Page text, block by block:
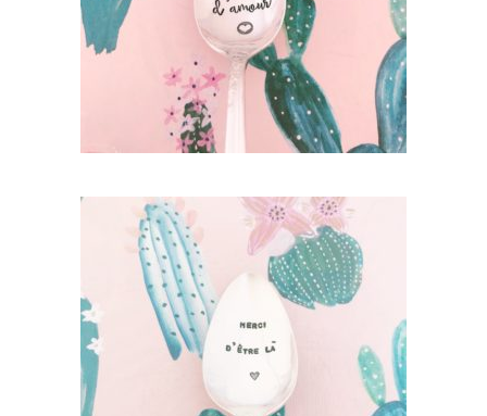
AJOUTER AU PANIER
PETITE CUILLÈRE GRAVÉE VINTAGE :
MERCI D’ÊTRE LÀ
35,00€
AJOUTER AU PANIER